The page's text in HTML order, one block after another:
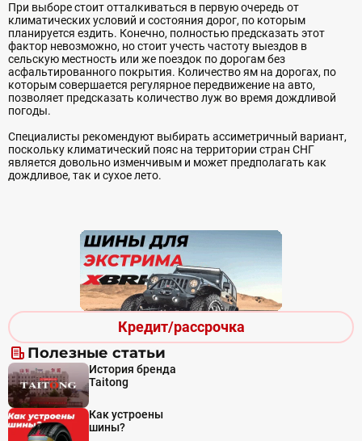
Кредит/рассрочка
Полезные статьи
История бренда
Taitong
Как устроены
шины?
При выборе стоит отталкиваться в первую очередь от
климатических условий и состояния дорог, по которым
планируется ездить. Конечно, полностью предсказать этот
фактор невозможно, но стоит учесть частоту выездов в
сельскую местность или же поездок по дорогам без
асфальтированного покрытия. Количество ям на дорогах, по
которым совершается регулярное передвижение на авто,
позволяет предсказать количество луж во время дождливой
погоды.
Специалисты рекомендуют выбирать ассиметричный вариант,
поскольку климатический пояс на территории стран СНГ
является довольно изменчивым и может предполагать как
дождливое, так и сухое лето.